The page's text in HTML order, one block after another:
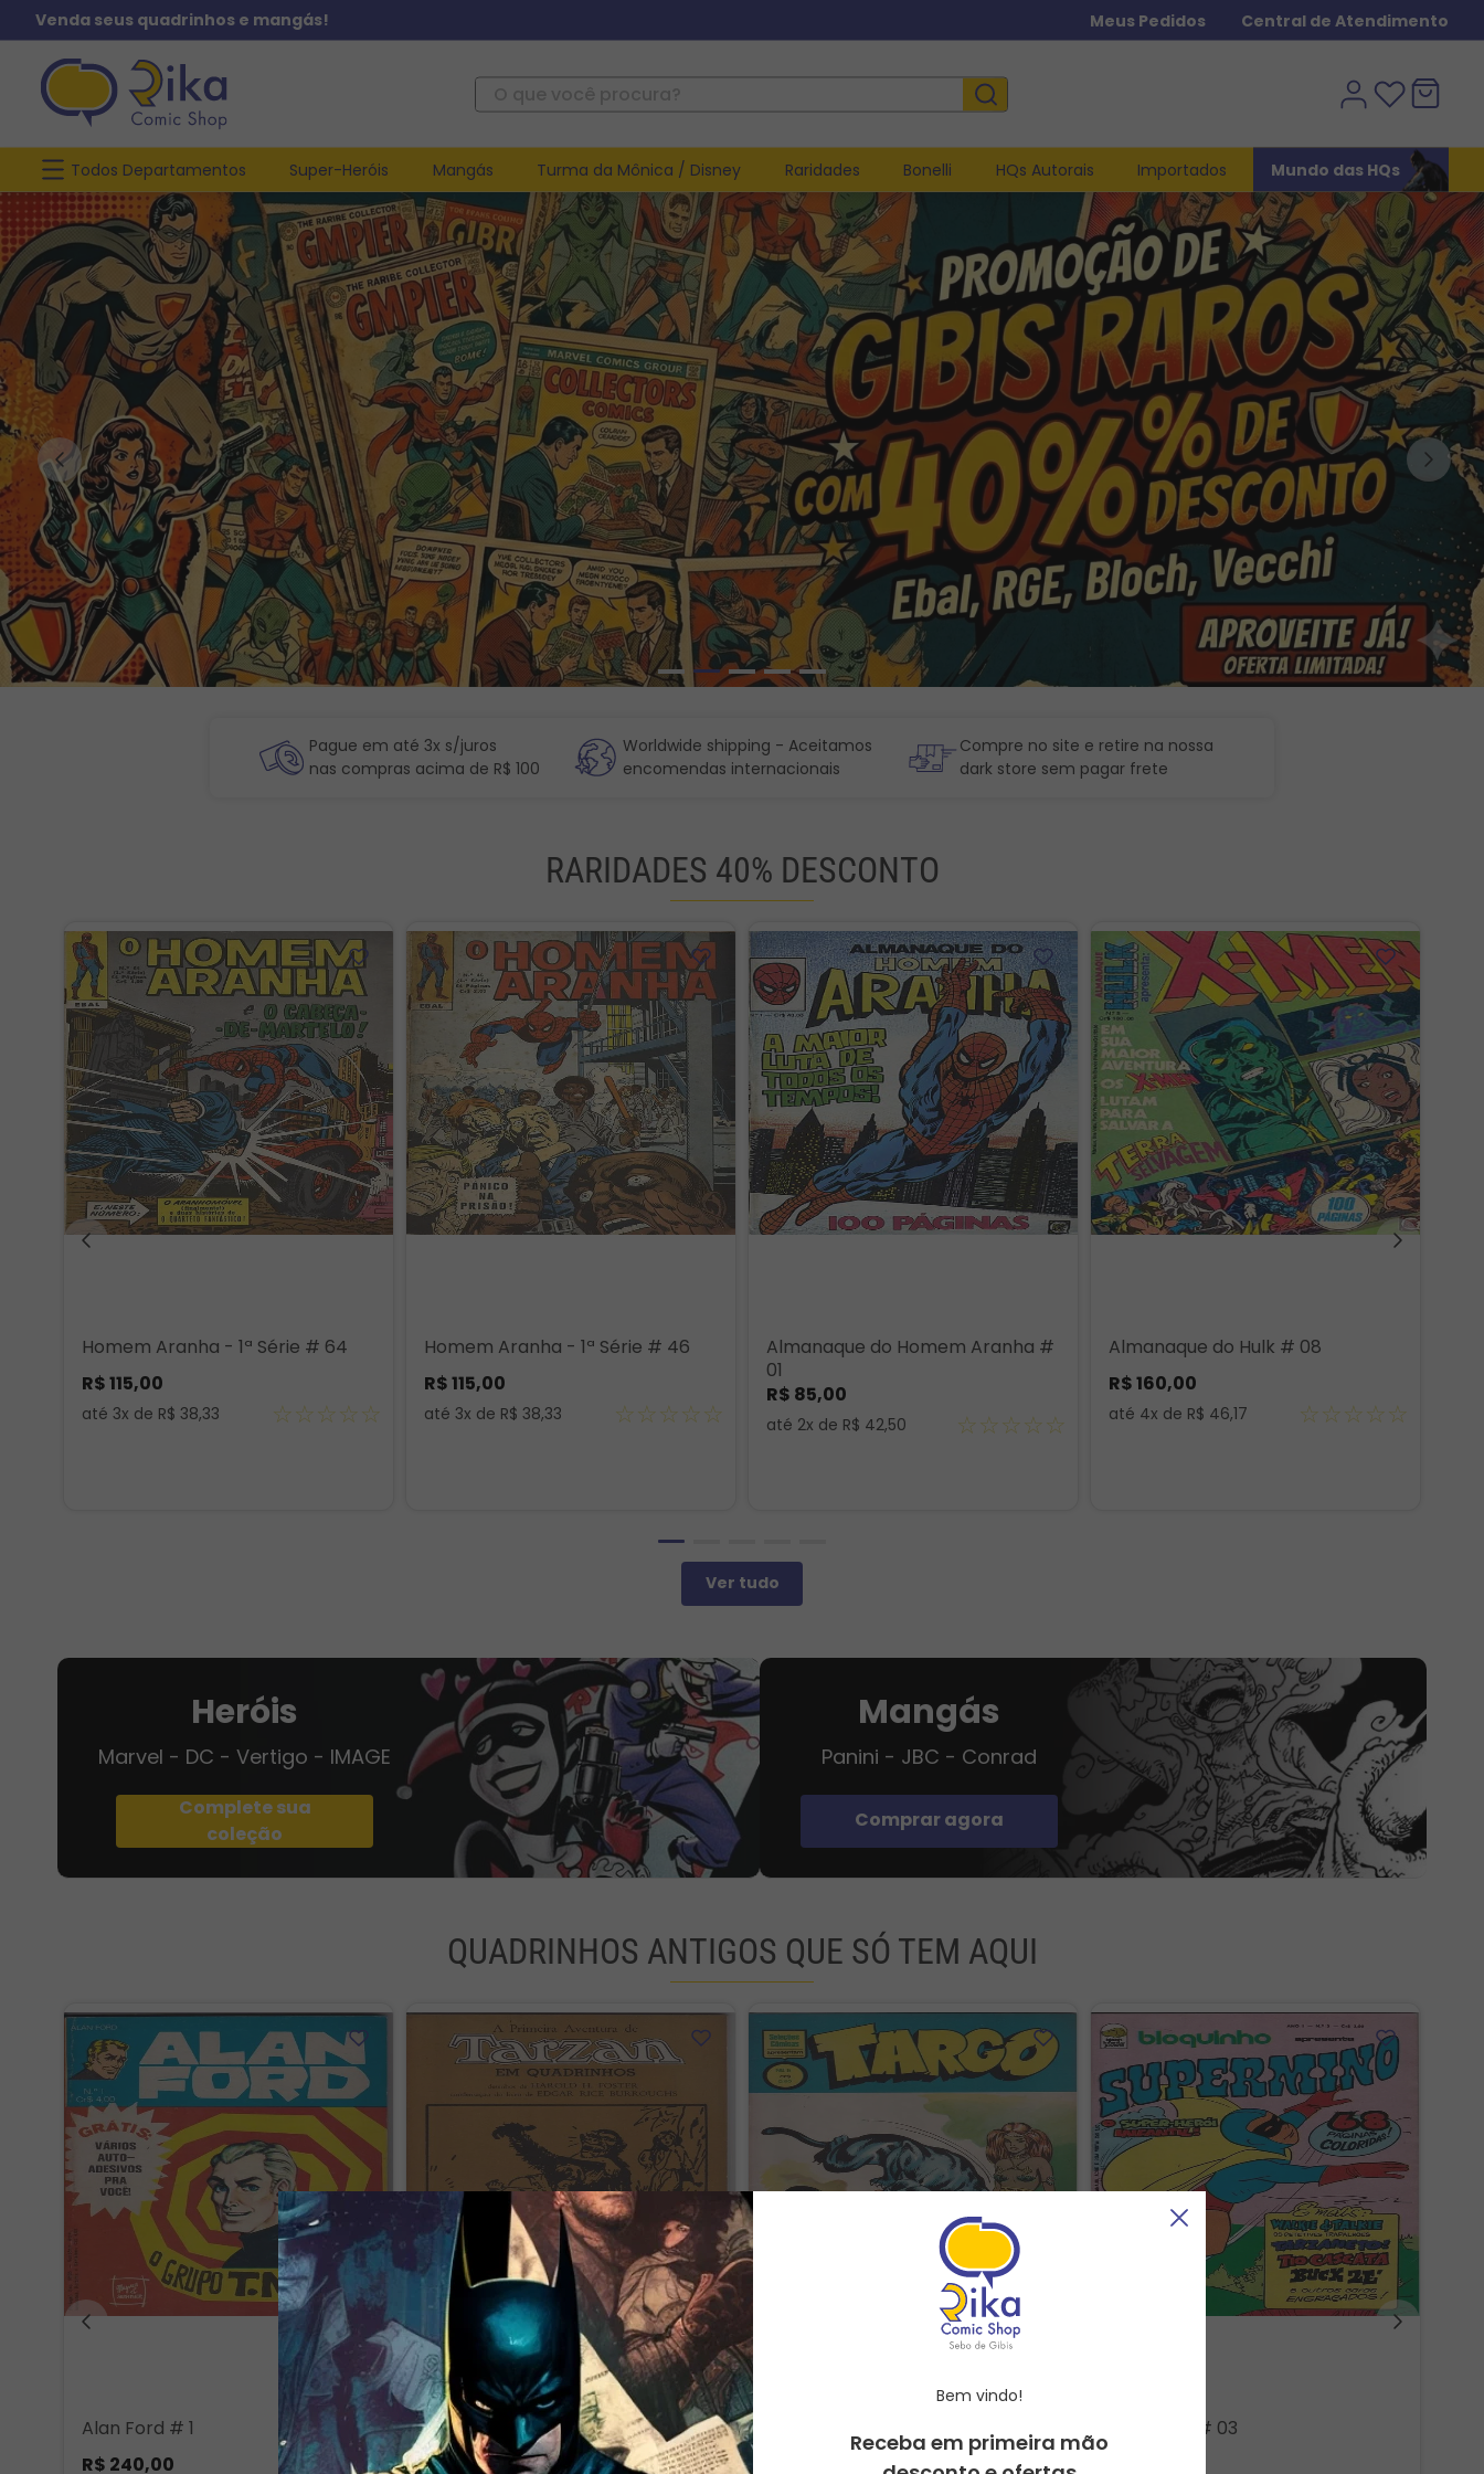
Venda seus quadrinhos e mangás! Meus Pedidos Central de Atendimento
O que você procura?
Todos Departamentos Super-Heróis Mangás Turma da Mônica / Disney Raridades Bonelli HQs Autorais Importados Mundo das HQs
Pague em até 3x s/juros
nas compras acima de R$ 100
Worldwide shipping - Aceitamos
encomendas internacionais
Compre no site e retire na nossa
dark store sem pagar frete
RARIDADES 40% DESCONTO
Homem Aranha - 1ª Série # 64
R$115,00
até 3x de R$ 38,33 ☆☆☆☆☆
Homem Aranha - 1ª Série # 46
R$115,00
até 3x de R$ 38,33 ☆☆☆☆☆
Almanaque do Homem Aranha #
01
R$ 85,00
até 2x de R$ 42,50 ☆☆☆☆☆
Almanaque do Hulk # 08
R$160,00
até 4x de R$ 46,17 ☆☆☆☆☆
Ver tudo
Heróis
Marvel - DC - Vertigo - IMAGE
Complete sua
coleção
Mangás
Panini - JBC - Conrad
Comprar agora
QUADRINHOS ANTIGOS QUE SÓ TEM AQUI
Alan Ford # 1
R$ 240,00
Primeira Aventura de Tarzan em
Quadrinhos - COM O BRINDE
Seleções Cômicas Apresenta -
Targo # 05
Bloquinho # 03
Bem vindo!
Receba em primeira mão